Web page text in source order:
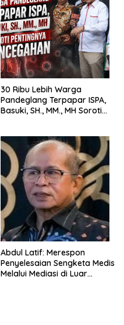
30 Ribu Lebih Warga
Pandeglang Terpapar ISPA,
Basuki, SH., MM., MH Soroti
Abdul Latif: Merespon
Penyelesaian Sengketa Medis
Melalui Mediasi di Luar